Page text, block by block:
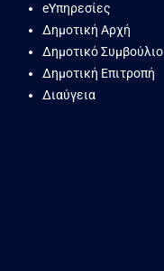
eΥπηρεσίες
Δημοτική Αρχή
Δημοτικό Συμβούλιο
Δημοτική Επιτροπή
Διαύγεια